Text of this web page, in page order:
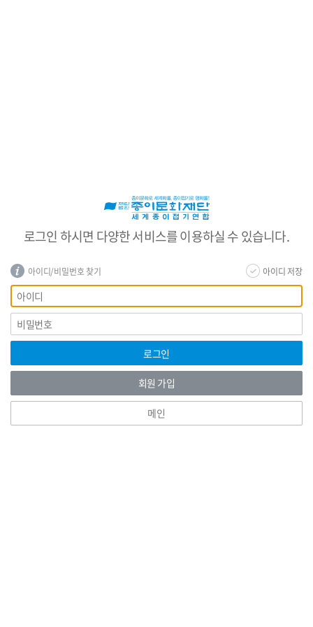
로그인 하시면 다양한 서비스를 이용하실 수 있습니다.
아이디/비밀번호 찾기 아이디 저장
회
원
로
그
인
아
이
디
비
밀
번
로그인
회원 가입
메인